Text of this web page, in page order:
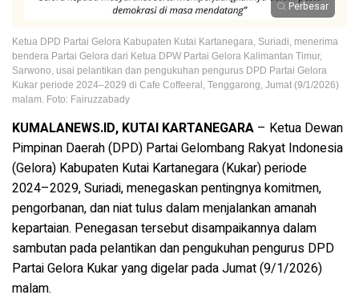
Perbesar
Ketua DPD Partai Gelora Kabupaten Kutai Kartanegara, Suriadi, menerima
bendera Partai Gelora dari Ketua DPW Partai Gelora Kalimantan Timur,
Sarwono, usai pelantikan dan pengukuhan pengurus DPD Partai Gelora
Kukar periode 2024–2029 di Cafe Coffeeral, Tenggarong, Jumat (9/1/2026)
malam. Foto: Fairuzzabady
KUMALANEWS.ID, KUTAI KARTANEGARA – Ketua Dewan
Pimpinan Daerah (DPD) Partai Gelombang Rakyat Indonesia
(Gelora) Kabupaten Kutai Kartanegara (Kukar) periode
2024–2029, Suriadi, menegaskan pentingnya komitmen,
pengorbanan, dan niat tulus dalam menjalankan amanah
kepartaian. Penegasan tersebut disampaikannya dalam
sambutan pada pelantikan dan pengukuhan pengurus DPD
Partai Gelora Kukar yang digelar pada Jumat (9/1/2026)
malam.